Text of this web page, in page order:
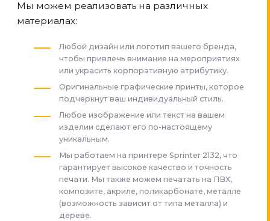
Мы можем реализовать на различных
материалах:
Любой дизайн или логотип вашего бренда,
чтобы привлечь внимание на мероприятиях
или украсить корпоративную атрибутику.
Оригинальные графические принты, которое
подчеркнут ваш индивидуальный стиль.
Любое изображение или текст на вашем
изделии сделают его по-настоящему
уникальным.
Мы работаем на принтере Sprinter 2132, что
гарантирует высокое качество и точность
печати. Мы также можем печатать на ПВХ,
композите, акриле, поликарбонате, металле
(возможность зависит от типа металла) и
дереве.